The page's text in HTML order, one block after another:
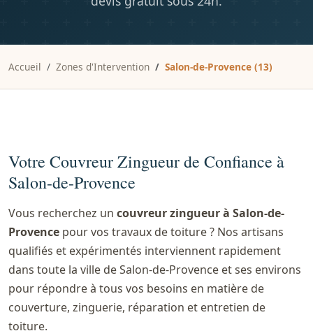
Accueil Zones d'Intervention Salon-de-Provence (13)
Votre Couvreur Zingueur de Confiance à
Salon-de-Provence
Vous recherchez un couvreur zingueur à Salon-de-
Provence pour vos travaux de toiture ? Nos artisans
qualifiés et expérimentés interviennent rapidement
dans toute la ville de Salon-de-Provence et ses environs
pour répondre à tous vos besoins en matière de
couverture, zinguerie, réparation et entretien de
toiture.